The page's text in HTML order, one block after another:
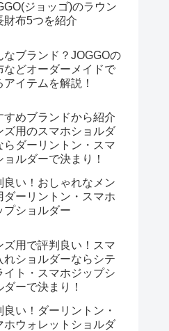
ジョッゴ)のラウン
財布5つを紹介
なブランド？JOGGOの
などオーダーメイドで
アイテムを解説！
すめブランドから紹介
ズ用のスマホショルダ
らダーリントン・スマ
ョルダーで決まり！
良い！おしゃれなメン
ダーリントン・スマホ
プショルダー
ズ用で評判良い！スマ
れショルダーならシテ
イト・スマホジップシ
ダーで決まり！
良い！ダーリントン・
ホウォレットショルダ